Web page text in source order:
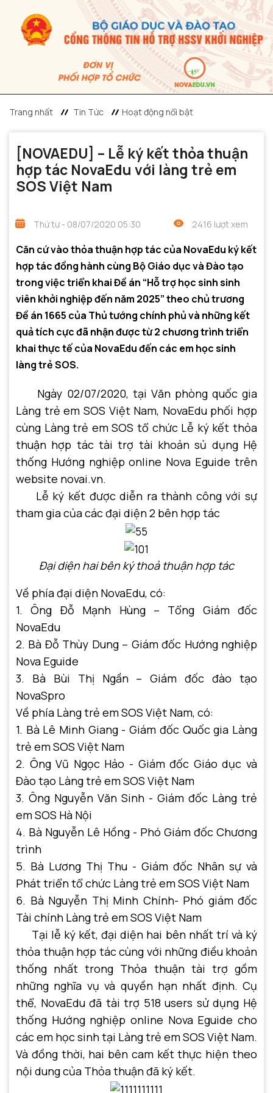
Trang nhất Tin Tức Hoạt động nổi bật
[NOVAEDU] – Lễ ký kết thỏa thuận
hợp tác NovaEdu với làng trẻ em
SOS Việt Nam
Thứ tư - 08/07/2020 05:30 2416 lượt xem
Căn cứ vào thỏa thuận hợp tác của NovaEdu ký kết
hợp tác đồng hành cùng Bộ Giáo dục và Đào tạo
trong việc triển khai Đề án “Hỗ trợ học sinh sinh
viên khởi nghiệp đến năm 2025” theo chủ trương
Đề án 1665 của Thủ tướng chính phủ và những kết
quả tích cực đã nhận được từ 2 chương trình triển
khai thực tế của NovaEdu đến các em học sinh
làng trẻ SOS.
Ngày 02/07/2020, tại Văn phòng quốc gia
Làng trẻ em SOS Việt Nam, NovaEdu phối hợp
cùng Làng trẻ em SOS tổ chức Lễ ký kết thỏa
thuận hợp tác tài trợ tài khoản sủ dụng Hệ
thống Hướng nghiệp online Nova Eguide trên
website novai.vn.
Lễ ký kết được diễn ra thành công với sự
tham gia của các đại diện 2 bên hợp tác
Đại diện hai bên ký thoả thuận hợp tác
Về phía đại diện NovaEdu, có:
1. Ông Đỗ Mạnh Hùng – Tổng Giám đốc
NovaEdu
2. Bà Đỗ Thùy Dung – Giám đốc Hướng nghiệp
Nova Eguide
3. Bà Bùi Thị Ngần – Giám đốc đào tạo
NovaSpro
Về phía Làng trẻ em SOS Việt Nam, có:
1. Bà Lê Minh Giang - Giám đốc Quốc gia Làng
trẻ em SOS Việt Nam
2. Ông Vũ Ngọc Hảo - Giám đốc Giáo dục và
Đào tạo Làng trẻ em SOS Việt Nam
3. Ông Nguyễn Văn Sinh - Giám đốc Làng trẻ
em SOS Hà Nội
4. Bà Nguyễn Lê Hồng - Phó Giám đốc Chương
trình
5. Bà Lương Thị Thu - Giám đốc Nhân sự và
Phát triển tổ chức Làng trẻ em SOS Việt Nam
6. Bà Nguyễn Thị Minh Chính- Phó giám đốc
Tài chính Làng trẻ em SOS Việt Nam
Tại lễ ký kết, đại diện hai bên nhất trí và ký
thỏa thuận hợp tác cùng với những điều khoản
thống nhất trong Thỏa thuận tài trợ gồm
những nghĩa vụ và quyền hạn nhất định. Cụ
thể, NovaEdu đã tài trợ 518 users sử dụng Hệ
thống Hướng nghiệp online Nova Eguide cho
các em học sinh tại Làng trẻ em SOS Việt Nam.
Và đồng thời, hai bên cam kết thực hiện theo
nội dung của Thỏa thuận đã ký kết.